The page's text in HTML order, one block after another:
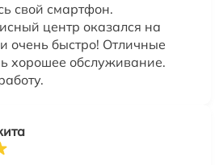
свой смартфон.
центр оказался на
очень быстро! Отличные
хорошее обслуживание.